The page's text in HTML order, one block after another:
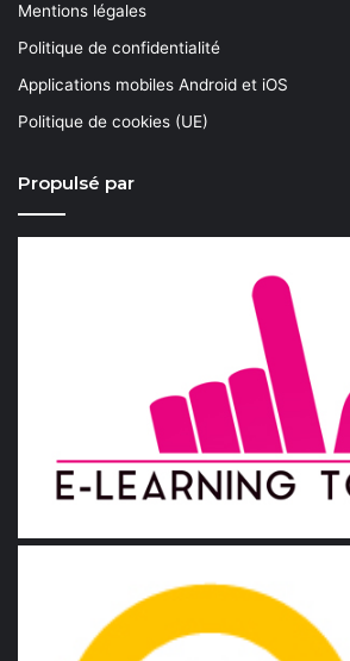
Mentions légales
Politique de confidentialité
Applications mobiles Android et iOS
Politique de cookies (UE)
Propulsé par